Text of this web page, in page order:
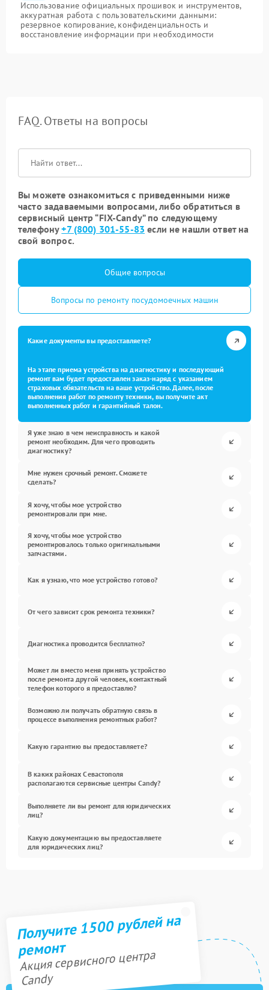
Использование официальных прошивок и инструментов,
аккуратная работа с пользовательскими данными:
резервное копирование, конфиденциальность и
восстановление информации при необходимости
FAQ. Ответы на вопросы
Вы можете ознакомиться с приведенными ниже
часто задаваемыми вопросами, либо обратиться в
сервисный центр “FIX-Candy” по следующему
телефону+7 (800) 301-55-83 если не нашли ответ на
свой вопрос.
Общие вопросы
Вопросы по ремонту посудомоечных машин
Какие документы вы предоставляете?
На этапе приема устройства на диагностику и последующий
ремонт вам будет предоставлен заказ-наряд с указанием
страховых обязательств на ваше устройство. Далее, после
выполнения работ по ремонту техники, вы получите акт
выполненных работ и гарантийный талон.
Я уже знаю в чем неисправность и какой
ремонт необходим. Для чего проводить
диагностику?
Мне нужен срочный ремонт. Сможете
сделать?
Я хочу, чтобы мое устройство
ремонтировали при мне.
Я хочу, чтобы мое устройство
ремонтировалось только оригинальными
запчастями.
Как я узнаю, что мое устройство готово?
От чего зависит срок ремонта техники?
Диагностика проводится бесплатно?
Может ли вместо меня принять устройство
после ремонта другой человек, контактный
телефон которого я предоставлю?
Возможно ли получать обратную связь в
процессе выполнения ремонтных работ?
Какую гарантию вы предоставляете?
В каких районах Севастополя
располагаются сервисные центры Candy?
Выполняете ли вы ремонт для юридических
лиц?
Какую документацию вы предоставляете
для юридических лиц?
Получите 1500 рублей на
ремонт
Акция сервисного центра
Candy